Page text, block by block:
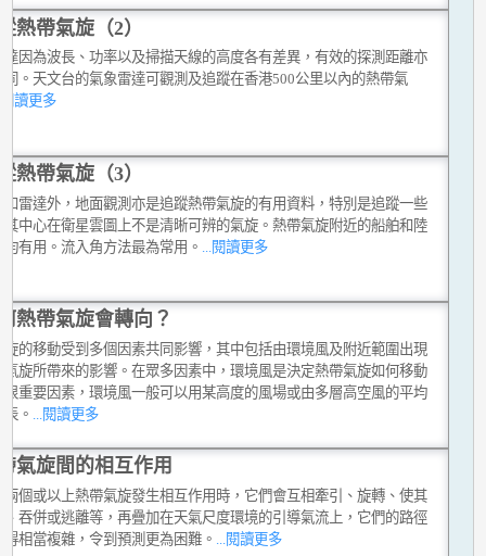
熱帶氣旋（2）
達因為波長、功率以及掃描天線的高度各有差異，有效的探測距離亦
同。天文台的氣象雷達可觀測及追蹤在香港500公里以內的熱帶氣
讀更多
熱帶氣旋（3）
和雷達外，地面觀測亦是追蹤熱帶氣旋的有用資料，特別是追蹤一些
其中心在衛星雲圖上不是清晰可辨的氣旋。熱帶氣旋附近的船舶和陸
有用。流入角方法最為常用。
...閱讀更多
熱帶氣旋會轉向？
旋的移動受到多個因素共同影響，其中包括由環境風及附近範圍出現
氣旋所帶來的影響。在眾多因素中，環境風是決定熱帶氣旋如何移動
很重要因素，環境風一般可以用某高度的風場或由多層高空風的平均
。 ...閱讀更多
氣旋間的相互作用
兩個或以上熱帶氣旋發生相互作用時，它們會互相牽引、旋轉、使其
、吞併或逃離等，再疊加在天氣尺度環境的引導氣流上，它們的路徑
相當複雜，令到預測更為困難。
...閱讀更多